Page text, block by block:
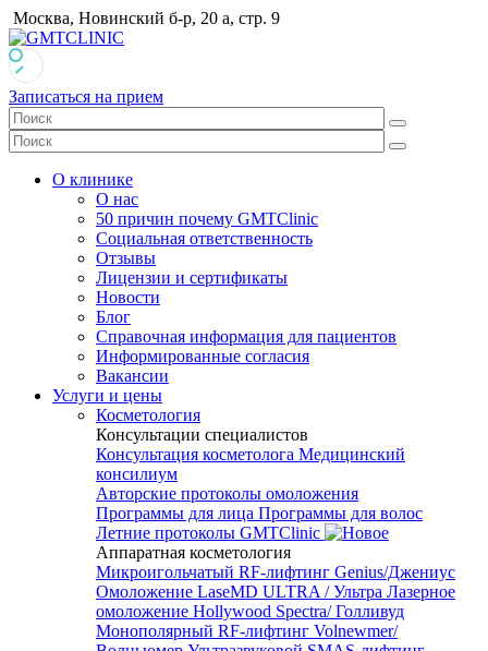
Москва, Новинский б-р, 20 а, стр. 9
Записаться на прием
О клинике
О нас
50 причин почему GMTClinic
Социальная ответственность
Отзывы
Лицензии и сертификаты
Новости
Блог
Справочная информация для пациентов
Информированные согласия
Вакансии
Услуги и цены
Косметология
Консультации специалистов
Консультация косметолога Медицинский
консилиум
Авторские протоколы омоложения
Программы для лица Программы для волос
Летние протоколы GMTClinic
Аппаратная косметология
Микроигольчатый RF-лифтинг Genius/Джениус
Омоложение LaseMD ULTRA / Ультра Лазерное
омоложение Hollywood Spectra/ Голливуд
Монополярный RF-лифтинг Volnewmer/